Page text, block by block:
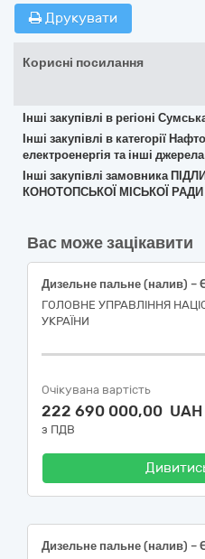
Друкувати
Корисні посилання
Інші закупівлі в регіоні
Інші закупівлі в категорії
електроенергія та інші джерела
Інші закупівлі замовника
КОНОТОПСЬКОЇ МІСЬКОЇ
Вас може зацікавити
Дизельне пальне (налив) –
ГОЛОВНЕ УПРАВЛІННЯ
УКРАЇНИ
Очікувана вартість
222 690 000,00 UAH
з ПДВ
Дизельне пальне (налив) –